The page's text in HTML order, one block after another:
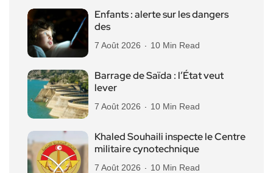
Enfants : alerte sur les dangers
des
7 Août 2026 10 Min Read
Barrage de Saïda : l’État veut
lever
7 Août 2026 10 Min Read
Khaled Souhaili inspecte le Centre
militaire cynotechnique
7 Août 2026 10 Min Read